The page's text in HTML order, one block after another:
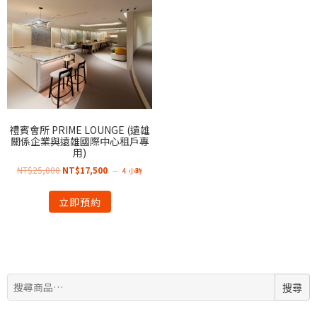
禮賓會所 PRIME LOUNGE (遠雄
關係企業與遠雄國際中心租戶專
用)
NT$25,000 NT$17,500 4 小時
立即預約
搜
尋:
搜尋